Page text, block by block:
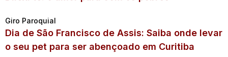
Giro Paroquial
Dia de São Francisco de Assis: Saiba onde levar
o seu pet para ser abençoado em Curitiba